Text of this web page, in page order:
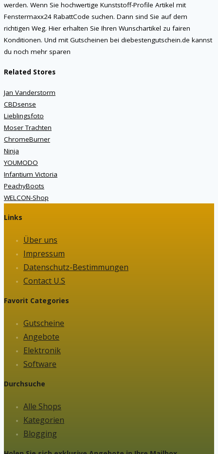
werden. Wenn Sie hochwertige Kunststoff-Profile Artikel mit
Fenstermaxx24 RabattCode suchen. Dann sind Sie auf dem
richtigen Weg. Hier erhalten Sie Ihren Wunschartikel zu fairen
Konditionen. Und mit Gutscheinen bei diebestengutschein.de kannst
du noch mehr sparen
Related Stores
Jan Vanderstorm
CBDsense
Lieblingsfoto
Moser Trachten
ChromeBurner
Ninja
YOUMODO
Infantium Victoria
PeachyBoots
WELCON-Shop
Links
Über uns
Impressum
Datenschutz-Bestimmungen
Contact U.S
Favorit Categories
Gutscheine
Angebote
Elektronik
Software
Durchsuche
Alle Shops
Kategorien
Blogging